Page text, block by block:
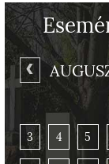
3 4 5